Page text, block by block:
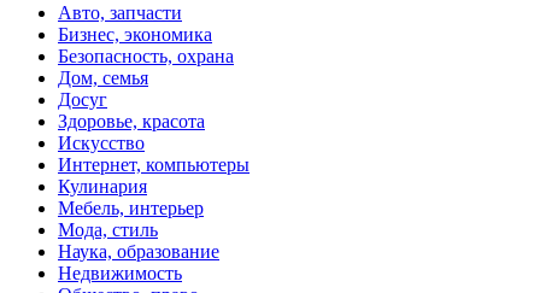
Авто, запчасти
Бизнес, экономика
Безопасность, охрана
Дом, семья
Досуг
Здоровье, красота
Искусство
Интернет, компьютеры
Кулинария
Мебель, интерьер
Мода, стиль
Наука, образование
Недвижимость